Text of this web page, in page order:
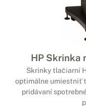
HP Skrinka
Skrinky tlačiarní
optimálne umiestniť
pridávaní